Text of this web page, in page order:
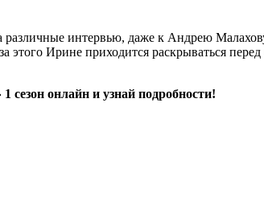
интервью, даже к Андрею
Ирине приходится раскрываться
сезон онлайн и узнай подробности!